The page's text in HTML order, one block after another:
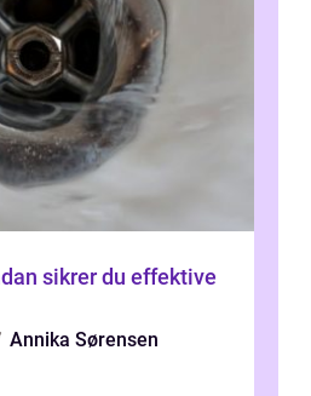
Annika Sørensen